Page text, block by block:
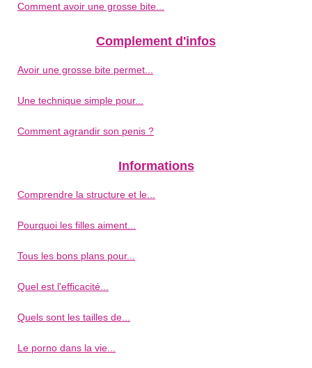
Comment avoir une grosse bite...
Complement d'infos
Avoir une grosse bite permet...
Une technique simple pour...
Comment agrandir son penis ?
Informations
Comprendre la structure et le...
Pourquoi les filles aiment...
Tous les bons plans pour...
Quel est l'efficacité...
Quels sont les tailles de...
Le porno dans la vie...